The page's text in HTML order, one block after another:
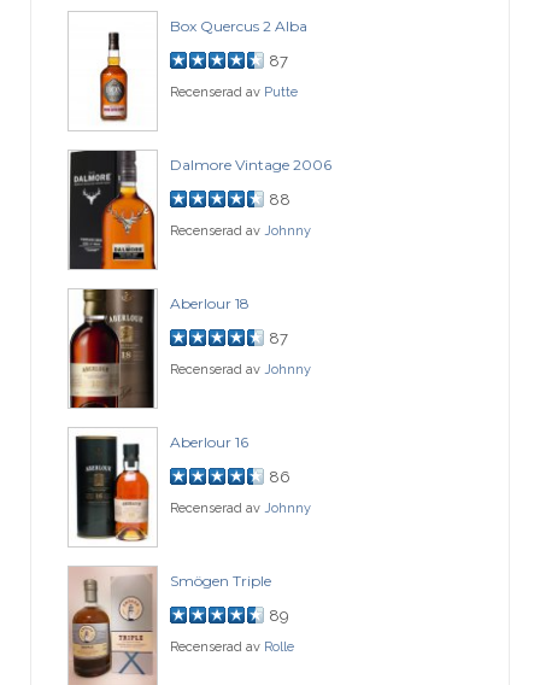
Box Quercus 2 Alba
87
Recenserad av Putte
Dalmore Vintage 2006
88
Recenserad av Johnny
Aberlour 18
87
Recenserad av Johnny
Aberlour 16
86
Recenserad av Johnny
Smögen Triple
89
Recenserad av Rolle